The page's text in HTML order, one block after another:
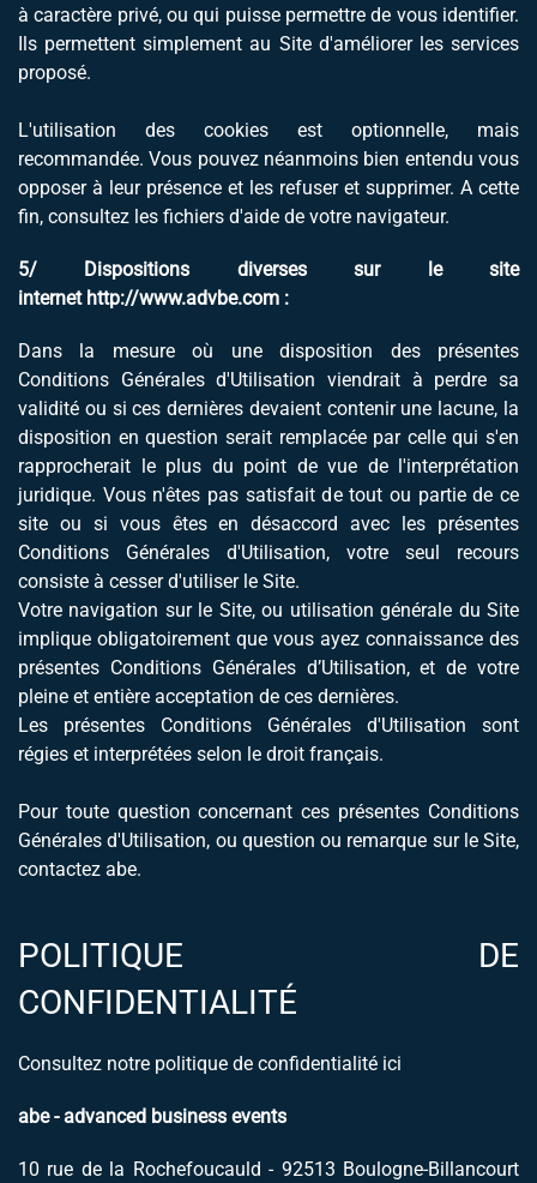
à caractère privé, ou qui puisse permettre de vous identifier.
Ils permettent simplement au Site d'améliorer les services
proposé.
L'utilisation des cookies est optionnelle, mais
recommandée. Vous pouvez néanmoins bien entendu vous
opposer à leur présence et les refuser et supprimer. A cette
fin, consultez les fichiers d'aide de votre navigateur.
5/ Dispositions diverses sur le site
internet http://www.advbe.com :
Dans la mesure où une disposition des présentes
Conditions Générales d'Utilisation viendrait à perdre sa
validité ou si ces dernières devaient contenir une lacune, la
disposition en question serait remplacée par celle qui s'en
rapprocherait le plus du point de vue de l'interprétation
juridique. Vous n'êtes pas satisfait de tout ou partie de ce
site ou si vous êtes en désaccord avec les présentes
Conditions Générales d'Utilisation, votre seul recours
consiste à cesser d'utiliser le Site.
Votre navigation sur le Site, ou utilisation générale du Site
implique obligatoirement que vous ayez connaissance des
présentes Conditions Générales d’Utilisation, et de votre
pleine et entière acceptation de ces dernières.
Les présentes Conditions Générales d'Utilisation sont
régies et interprétées selon le droit français.
Pour toute question concernant ces présentes Conditions
Générales d'Utilisation, ou question ou remarque sur le Site,
contactez abe.
POLITIQUE DE
CONFIDENTIALITÉ
Consultez notre politique de confidentialité ici
abe - advanced business events
10 rue de la Rochefoucauld - 92513 Boulogne-Billancourt